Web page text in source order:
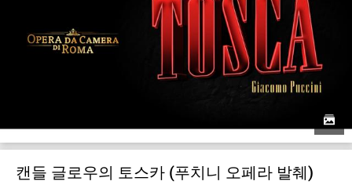
캔들 글로우의 토스카 (푸치니 오페라 발췌)